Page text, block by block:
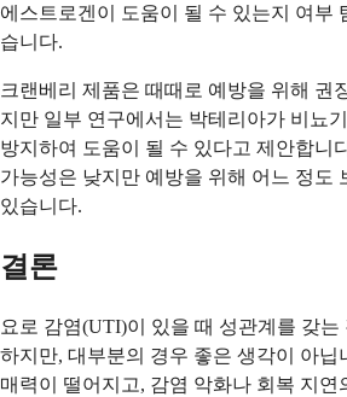
에스트로겐이 도움이 될 수 있는지 여부
습니다.
크랜베리 제품은 때때로 예방을 위해 권
지만 일부 연구에서는 박테리아가 비뇨
방지하여 도움이 될 수 있다고 제안합니
가능성은 낮지만 예방을 위해 어느 정도
있습니다.
결론
요로 감염(UTI)이 있을 때 성관계를 갖
하지만, 대부분의 경우 좋은 생각이 아닙
매력이 떨어지고, 감염 악화나 회복 지연